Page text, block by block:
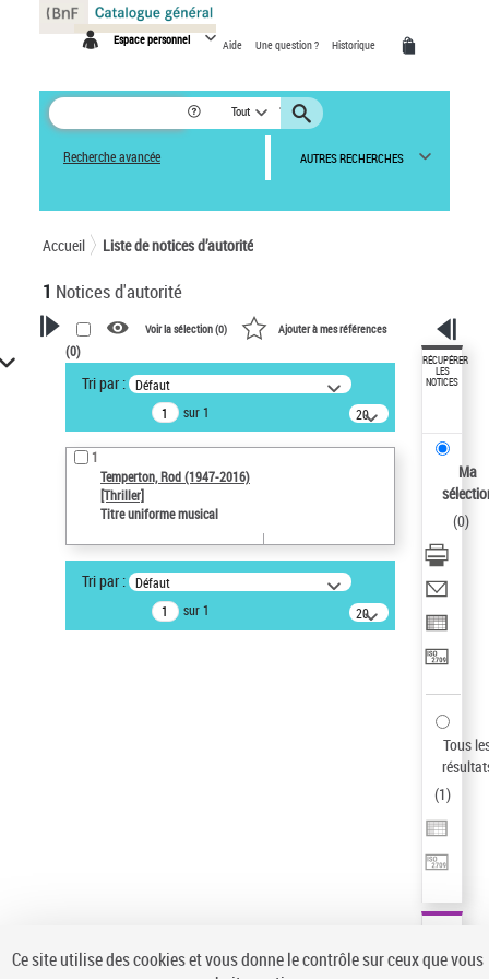
Espace personnel Aide Une question ? Historique
Tout
Recherche avancée AUTRES RECHERCHES
Accueil Liste de notices d’autorité
1 Notices d'autorité
VOTRE RECHERCHE
Recherche avancée dans les
notices d’autorité
Œuvres liées à l'auteur :
Temperton, Rod (1947-2016)
Auteur d’œuvre
Type de notice d'autorité
Titre uniforme musical
Auteur d’œuvre
Voir la sélection (0) Ajouter à mes références
(0)
Tri par : Défaut
sur 1
20
résultats/page
1
Temperton, Rod (1947-2016)
[Thriller]
Titre uniforme musical
Tri par : Défaut
sur 1
20
résultats/page
RÉCUPÉRER
LES
NOTICES
Ma
(0)
Tous
(1)
Panneau de gestion des cookies
Ce site utilise des cookies et vous donne le contrôle sur ceux que vous